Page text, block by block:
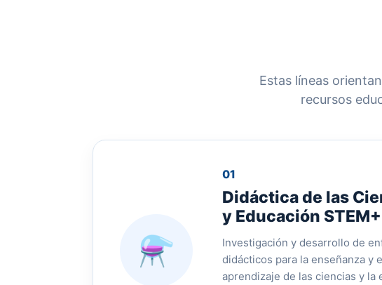
Estas líneas
recursos
⚗
01
Didáctica de las
y Educación STEM+
Investigación y desarrollo de
didácticos para la enseñanza y
aprendizaje de las ciencias y la